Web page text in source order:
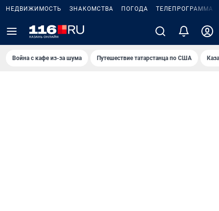
НЕДВИЖИМОСТЬ ЗНАКОМСТВА ПОГОДА ТЕЛЕПРОГРАММА
Война с кафе из-за шума Путешествие татарстанца по США